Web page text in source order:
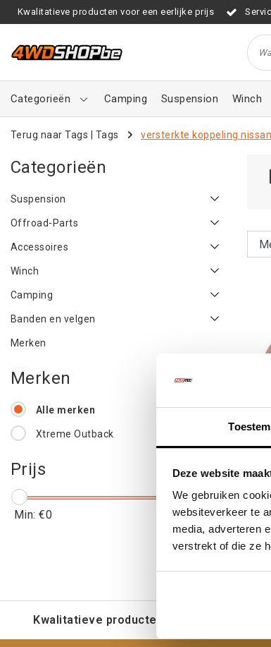
Deze website
We gebruiken
websiteverkeer te
media, adverteren
verstrekt of die ze
Kwalitatieve producten voor een eerlijke prijs
Categorieën Camping Suspension Winch
Terug naar Tags Tags versterkte koppeling
Categorieën
Suspension
Offroad-Parts
Accessoires
Winch
Camping
Banden en velgen
Merken
Merken
Alle merken
Xtreme Outback
Prijs
Min: €0 Max: €1500
Kwalitatieve producten voor een eerlijke